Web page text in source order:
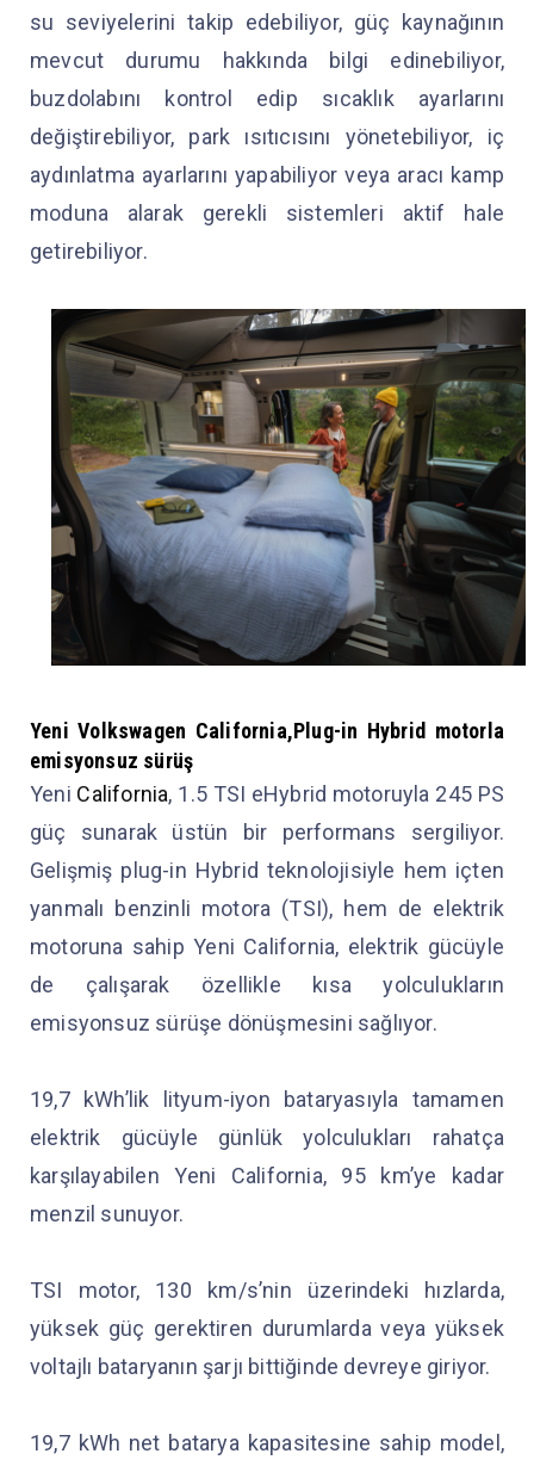
su seviyelerini takip edebiliyor, güç kaynağının
mevcut durumu hakkında bilgi edinebiliyor,
buzdolabını kontrol edip sıcaklık ayarlarını
değiştirebiliyor, park ısıtıcısını yönetebiliyor, iç
aydınlatma ayarlarını yapabiliyor veya aracı kamp
moduna alarak gerekli sistemleri aktif hale
getirebiliyor.
Yeni Volkswagen California,Plug-in Hybrid motorla
emisyonsuz sürüş
Yeni California, 1.5 TSI eHybrid motoruyla 245 PS
güç sunarak üstün bir performans sergiliyor.
Gelişmiş plug-in Hybrid teknolojisiyle hem içten
yanmalı benzinli motora (TSI), hem de elektrik
motoruna sahip Yeni California, elektrik gücüyle
de çalışarak özellikle kısa yolculukların
emisyonsuz sürüşe dönüşmesini sağlıyor.
19,7 kWh’lik lityum-iyon bataryasıyla tamamen
elektrik gücüyle günlük yolculukları rahatça
karşılayabilen Yeni California, 95 km’ye kadar
menzil sunuyor.
TSI motor, 130 km/s’nin üzerindeki hızlarda,
yüksek güç gerektiren durumlarda veya yüksek
voltajlı bataryanın şarjı bittiğinde devreye giriyor.
19,7 kWh net batarya kapasitesine sahip model,